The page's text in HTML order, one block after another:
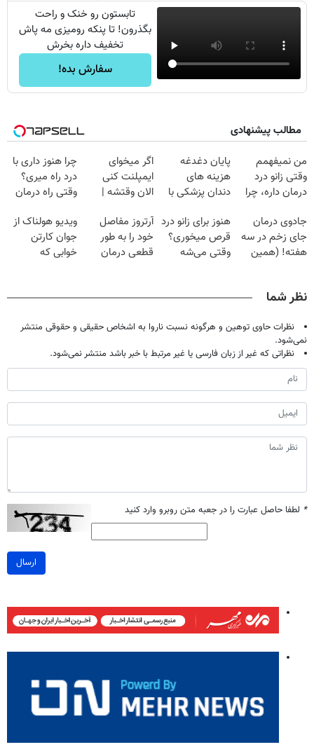
تابستون رو خنک و راحت
بگذرون! تا پنکه رومیزی مه پاش
تخفیف داره بخرش
سفارش بده!
مطالب پیشنهادی
من نمیفهمم
وقتی زانو درد
درمان داره، چرا
تحمل میکنی؟❗
پایان دغدغه
هزینه های
دندان پزشکی با
خانگی
اگر میخوای
ایمپلنت کنی
الان وقتشه |
میلیون تومان!!!
چرا هنوز داری با
درد راه میری؟
وقتی راه درمان
جادوی درمان
جای زخم در سه
هفته! (همین
هنوز برای زانو درد
قرص میخوری؟
وقتی می‌شه
آرتروز مفاصل
خود را به طور
قطعی درمان
ویدیو هولناک از
جوان کارتن
خوابی که
نظر شما
نظرات حاوی توهین و هرگونه نسبت ناروا به اشخاص حقیقی و حقوقی منتشر
نمی‌شود.
نظراتی که غیر از زبان فارسی یا غیر مرتبط با خبر باشد منتشر نمی‌شود.
* لطفا حاصل عبارت را در جعبه متن روبرو وارد کنید
ارسال